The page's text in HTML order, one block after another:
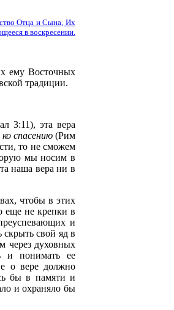
Отца и Сына, Их
в воскресении.
ему Восточных
традиции.
3:11), эта вера
спасению(Рим
то не сможем
мы носим в
наша вера ни в
чтобы в этих
еще не крепки в
и
свой яд в
через духовных
и понимать ее
о вере должно
бы в памяти и
и охраняло бы